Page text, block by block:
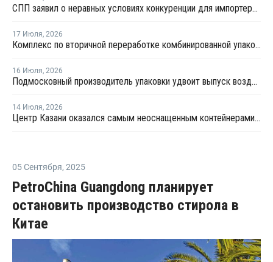
СПП заявил о неравных условиях конкуренции для импортеров полимерной упаковки в рамках российского РОП
17 Июля, 2026
Комплекс по вторичной переработке комбинированной упаковки запущен в Челябинске
16 Июля, 2026
Подмосковный производитель упаковки удвоит выпуск воздушно-пузырчатой пленки до 30 млн кв. метров в год
14 Июля, 2026
Центр Казани оказался самым неоснащенным контейнерами раздельного сбора отходов
05 Сентября, 2025
PetroChina Guangdong планирует
остановить производство стирола в
Китае